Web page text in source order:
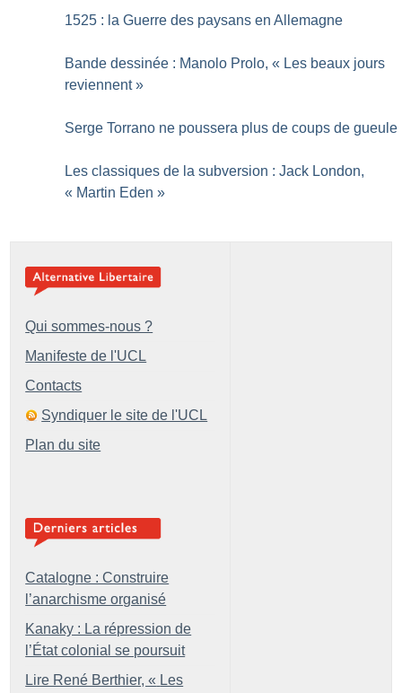
1525 : la Guerre des paysans en Allemagne
Bande dessinée : Manolo Prolo, « Les beaux jours
reviennent »
Serge Torrano ne poussera plus de coups de gueule
Les classiques de la subversion : Jack London,
« Martin Eden »
Qui sommes-nous ?
Manifeste de l'UCL
Contacts
Syndiquer le site de l'UCL
Plan du site
Catalogne : Construire
l’anarchisme organisé
Kanaky : La répression de
l’État colonial se poursuit
Lire René Berthier, « Les